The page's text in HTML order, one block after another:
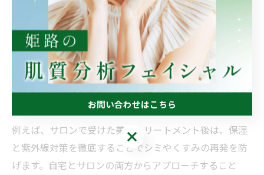
サロン施術で得た効果を持続しやすくなります。
サロン施術を受けた後は、肌が敏感になっているため、
刺激の強い化粧品の使用や過度な摩擦は避けるのがポイ
ントです。また、サロンで提案されたホームケアアイテ
ムや、施術後のアフターケア方法を日常に取り入れるこ
とで、より高い美肌効果が期待できます。
例えば、サロンで受けた美白トリートメント後は、保湿
と紫外線対策を徹底することでシミやくすみの再発を防
げます。自宅とサロンの両方からアプローチすること
お問い合わせはこちら
お問い合わせはこちら